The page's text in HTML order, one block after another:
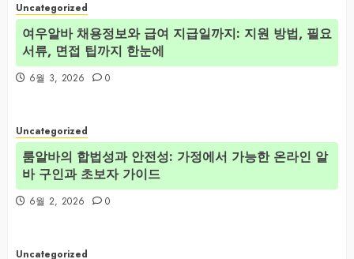
Uncategorized
여우알바 채용정보와 급여 지급일까지: 지원 방법, 필요
서류, 면접 팁까지 한눈에
6월 3, 2026 0
Uncategorized
룸알바의 합법성과 안전성: 가정에서 가능한 온라인 알
바 구인과 초보자 가이드
6월 2, 2026 0
Uncategorized